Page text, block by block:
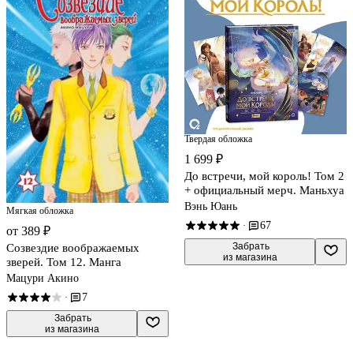
Мягкая обложка
от 389 ₽
Созвездие воображаемых
зверей. Том 12. Манга
Мацури Акино
· 7
Забрать
из магазина
Твердая обложка
1 699 ₽
До встречи, мой король! Том 2
+ официальный мерч. Маньхуа
Вэнь Юань
· 67
Забрать
из магазина